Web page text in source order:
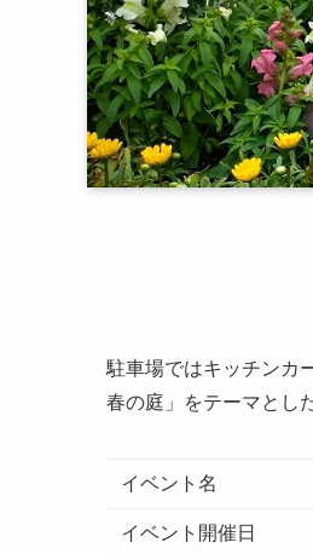
駐車場ではキッチンカ
春の庭」をテーマとし
イベント名
イベント開催日